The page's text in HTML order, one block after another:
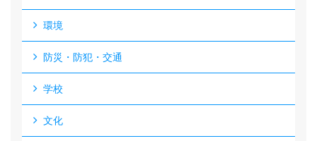
環境
防災・防犯・交通
学校
文化